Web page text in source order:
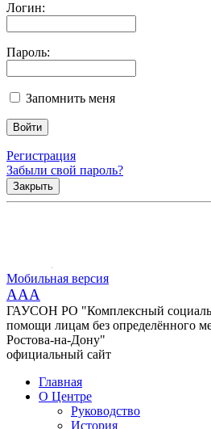
Логин:
Пароль:
Запомнить меня
Регистрация
Забыли свой пароль?
Закрыть
Мобильная версия
AAA
ГАУСОН РО "Комплексный
помощи лицам без определённого
Ростова-на-Дону"
официальный сайт
Главная
О Центре
Руководство
История